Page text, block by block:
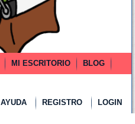
MI ESCRITORIO
BLOG
AYUDA REGISTRO LOGIN